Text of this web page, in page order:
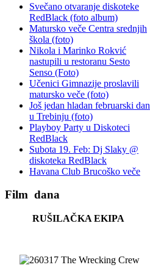
Svečano otvaranje diskoteke
RedBlack (foto album)
Matursko veče Centra srednjih
škola (foto)
Nikola i Marinko Rokvić
nastupili u restoranu Sesto
Senso (Foto)
Učenici Gimnazije proslavili
matursko veče (foto)
Još jedan hladan februarski dan
u Trebinju (foto)
Playboy Party u Diskoteci
RedBlack
Subota 19. Feb: Dj Slaky @
diskoteka RedBlack
Havana Club Brucoško veče
Film dana
RUŠILAČKA EKIPA